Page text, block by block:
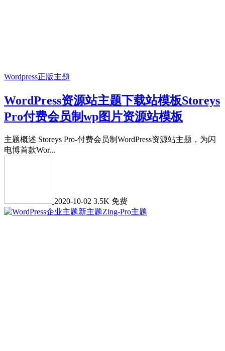
Wordpress正版主题
WordPress资源站主题下载站模板Storeys
Pro付费会员制wp图片资源站模板
主题概述 Storeys Pro-付费会员制WordPress资源站主题，为闪
电博首款Wor...
2020-10-02 3.5K 免费